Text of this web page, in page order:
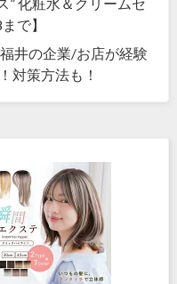
で】
井の企業/お店が経験
対策方法も！